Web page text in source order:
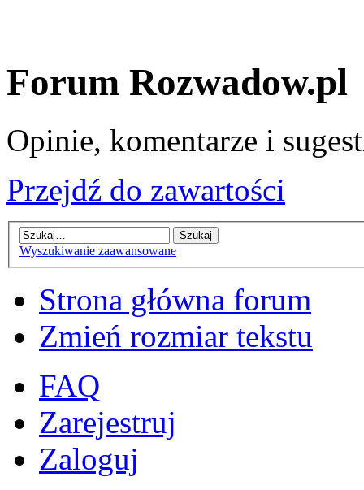
Forum Rozwadow.pl
Opinie, komentarze i
Przejdź do zawartości
Wyszukiwanie zaawansowane
Strona główna forum
Zmień rozmiar tekstu
FAQ
Zarejestruj
Zaloguj